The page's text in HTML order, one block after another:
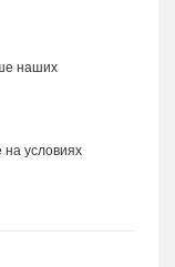
наших
условиях